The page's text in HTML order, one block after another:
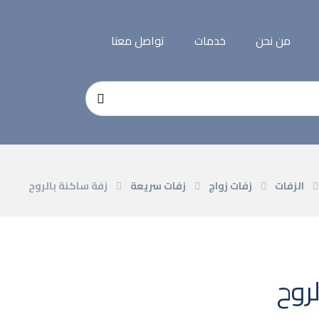
من نحن خدمات تواصل معنا
الزفات زفات زواج زفات سريعة زفة ساكنة بالروح